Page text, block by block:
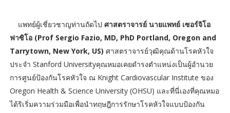
แพทย์ผู้เชี่ยวชาญท่านถัดไป ศาสตราจารย์ นายแพทย์ เซอร์จิโอ
ฟาซิโอ (Prof Sergio Fazio, MD, PhD Portland, Oregon and
Tarrytown, New York, US) ศาสตราจารย์วุฒิคุณด้านโรคหัวใจ
ประจำ Stanford Universityคุณหมอเคยดำรงตำแหน่งเป็นผู้อำนวย
การศูนย์ป้องกันโรคหัวใจ ณ Knight Cardiovascular Institute ของ
Oregon Health & Science University (OHSU) และที่นี่เองที่คุณหมอ
ได้ริเริ่มความร่วมมือเพื่อนำทฤษฎีการรักษาโรคหัวใจแบบป้องกัน